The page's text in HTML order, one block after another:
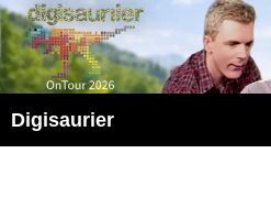
Zum
Inhalt
springen
Digisaurier